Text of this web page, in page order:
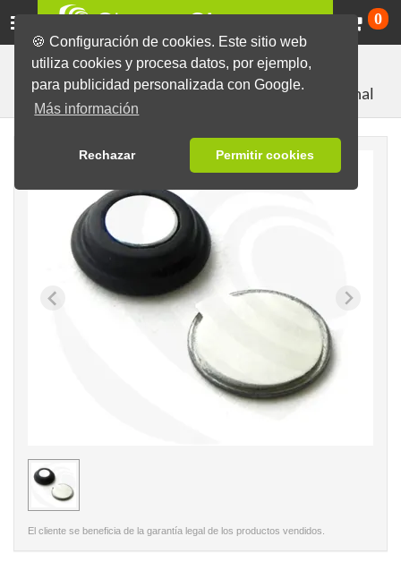
🍪 Configuración de cookies. Este sitio web
utiliza cookies y procesa datos, por ejemplo,
para publicidad personalizada con Google.
Más información
Rechazar Permitir cookies
0
Máquinas y Componentes
Producción de chapas sin
máquina
Imanes, solo Imán multifuncional
< /picture>
El cliente se beneficia de la garantía legal de los productos vendidos.